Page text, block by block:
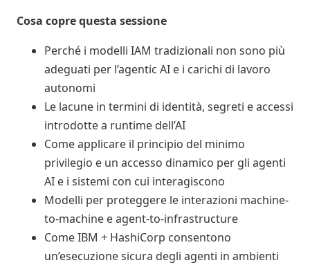
Cosa copre questa sessione
Perché i modelli IAM tradizionali non sono più
adeguati per l’agentic AI e i carichi di lavoro
autonomi
Le lacune in termini di identità, segreti e accessi
introdotte a runtime dell’AI
Come applicare il principio del minimo
privilegio e un accesso dinamico per gli agenti
AI e i sistemi con cui interagiscono
Modelli per proteggere le interazioni machine-
to-machine e agent-to-infrastructure
Come IBM + HashiCorp consentono
un’esecuzione sicura degli agenti in ambienti